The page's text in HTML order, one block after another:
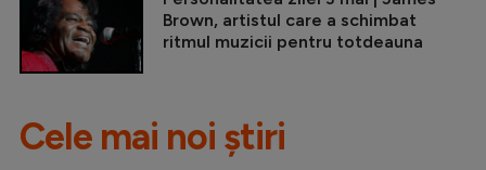
Brown, artistul care a schimbat
ritmul muzicii pentru totdeauna
Cele mai noi știri